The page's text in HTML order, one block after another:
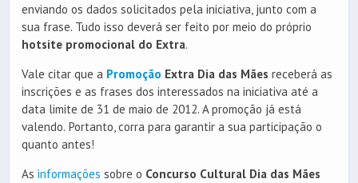
enviando os dados solicitados pela iniciativa, junto com a
sua frase. Tudo isso deverá ser feito por meio do próprio
hotsite promocional do Extra.
Vale citar que a Promoção Extra Dia das Mães receberá as
inscrições e as frases dos interessados na iniciativa até a
data limite de 31 de maio de 2012. A promoção já está
valendo. Portanto, corra para garantir a sua participação o
quanto antes!
As informações sobre o Concurso Cultural Dia das Mães